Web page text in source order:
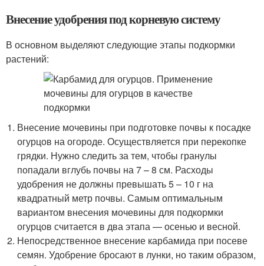
Внесение удобрения под корневую систему
В основном выделяют следующие этапы подкормки
растений:
Внесение мочевины при подготовке почвы к посадке
огурцов на огороде. Осуществляется при перекопке
грядки. Нужно следить за тем, чтобы гранулы
попадали вглубь почвы на 7 – 8 см. Расходы
удобрения не должны превышать 5 – 10 г на
квадратный метр почвы. Самым оптимальным
вариантом внесения мочевины для подкормки
огурцов считается в два этапа — осенью и весной.
Непосредственное внесение карбамида при посеве
семян. Удобрение бросают в лунки, но таким образом,